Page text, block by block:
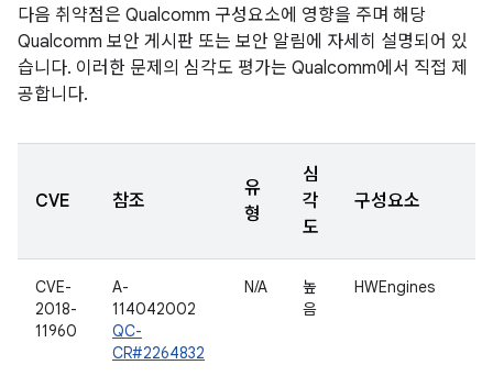
다음 취약점은 Qualcomm 구성요소에 영향을 주며 해당
Qualcomm 보안 게시판 또는 보안 알림에 자세히 설명되어 있
습니다. 이러한 문제의 심각도 평가는 Qualcomm에서 직접 제
공합니다.
CVE 참조
유
형
심
각
도
구성요소
CVE-
2018-
11960
A-
114042002
QC-
CR#2264832
N/A
높
음
HWEngines